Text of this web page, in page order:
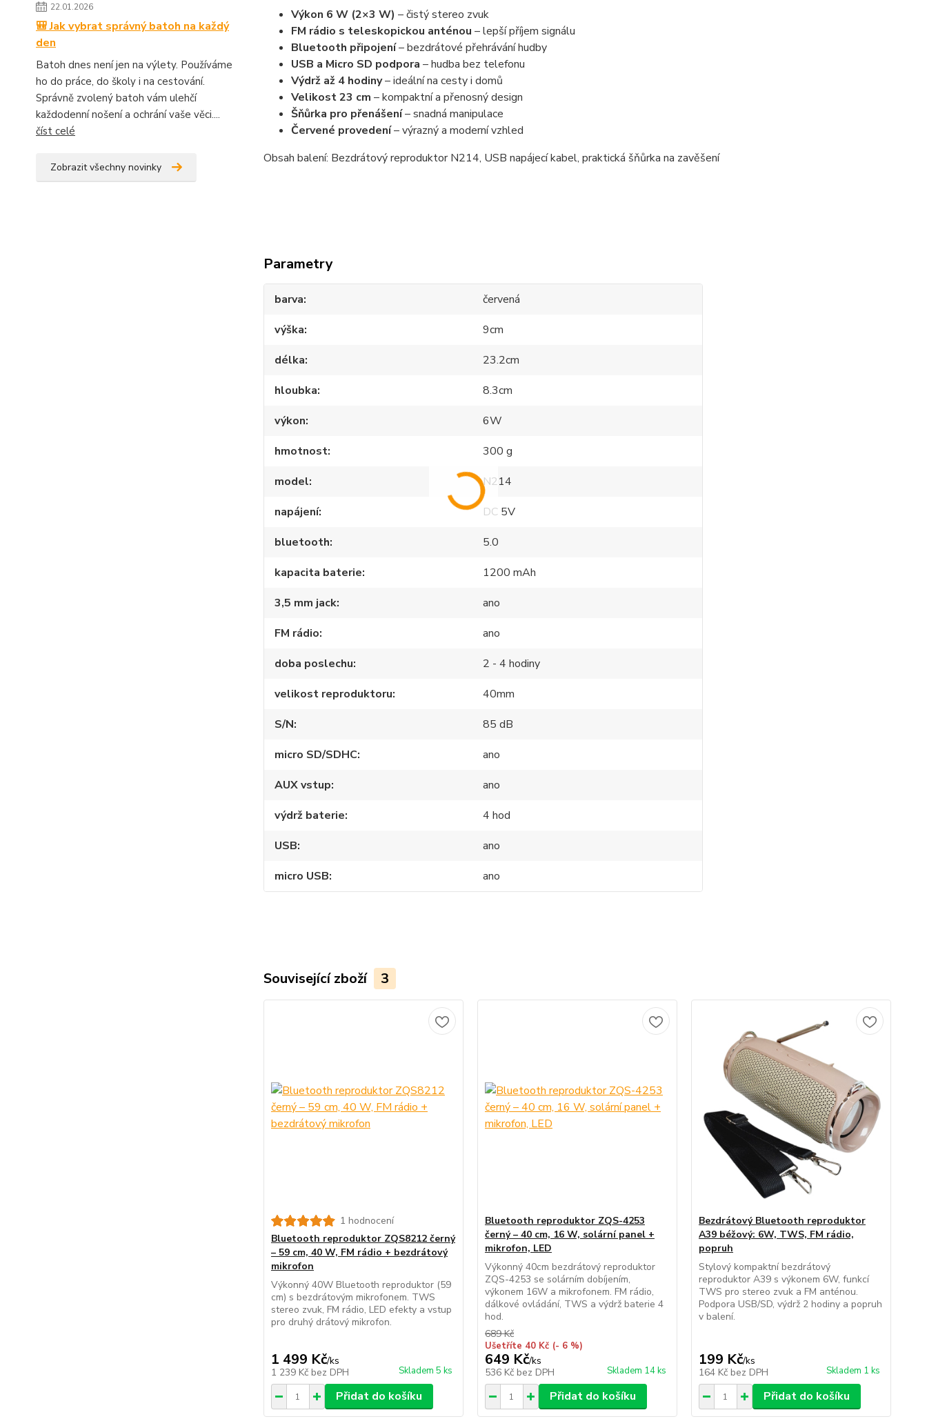
22.01.2026
🎒 Jak vybrat správný batoh na každý
den
Batoh dnes není jen na výlety. Používáme
ho do práce, do školy i na cestování.
Správně zvolený batoh vám ulehčí
každodenní nošení a ochrání vaše věci....
číst celé
Zobrazit všechny novinky
Výkon 6 W (2×3 W) – čistý stereo zvuk
FM rádio s teleskopickou anténou – lepší příjem signálu
Bluetooth připojení– bezdrátové přehrávání hudby
USB a Micro SD podpora – hudba bez telefonu
Výdrž až 4 hodiny– ideální na cesty i domů
Velikost 23 cm – kompaktní a přenosný design
Šňůrka pro přenášení– snadná manipulace
Červené provedení– výrazný a moderní vzhled
Obsah balení: Bezdrátový reproduktor N214, USB napájecí kabel, praktická šňůrka na zavěšení
Parametry
barva
červená
výška
9cm
délka
23.2cm
hloubka
8.3cm
výkon
6W
hmotnost
300 g
model
N214
napájení
DC 5V
bluetooth
5.0
kapacita baterie
1200 mAh
3,5 mm jack
ano
FM rádio
ano
doba poslechu
2 - 4 hodiny
velikost reproduktoru
40mm
S/N
85 dB
micro SD/SDHC
ano
AUX vstup
ano
výdrž baterie
4 hod
USB
ano
micro USB
ano
Související zboží 3
1 hodnocení
Bluetooth reproduktor ZQS8212 černý
– 59 cm, 40 W, FM rádio + bezdrátový
mikrofon
Výkonný 40W Bluetooth reproduktor (59
cm) s bezdrátovým mikrofonem. TWS
stereo zvuk, FM rádio, LED efekty a vstup
pro druhý drátový mikrofon.
1 499 Kč/ks
1 239 Kč bez DPH Skladem 5 ks
Přidat do košíku
Bluetooth reproduktor ZQS-4253
černý – 40 cm, 16 W, solární panel +
mikrofon, LED
Výkonný 40cm bezdrátový reproduktor
ZQS-4253 se solárním dobíjením,
výkonem 16W a mikrofonem. FM rádio,
dálkové ovládání, TWS a výdrž baterie 4
hod.
689 Kč
Ušetříte 40 Kč (- 6 %)
649 Kč/ks
536 Kč bez DPH Skladem 14 ks
Přidat do košíku
Bezdrátový Bluetooth reproduktor
A39 béžový: 6W, TWS, FM rádio,
popruh
Stylový kompaktní bezdrátový
reproduktor A39 s výkonem 6W, funkcí
TWS pro stereo zvuk a FM anténou.
Podpora USB/SD, výdrž 2 hodiny a popruh
v balení.
199 Kč/ks
164 Kč bez DPH Skladem 1 ks
Přidat do košíku